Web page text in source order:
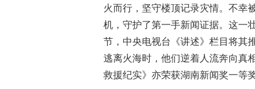
火而行，坚守楼顶记录灾情。不幸
机，守护了第一手新闻证据。这一
节，中央电视台《讲述》栏目将其
逃离火海时，他们逆着人流奔向真
救援纪实》亦荣获湖南新闻奖一等